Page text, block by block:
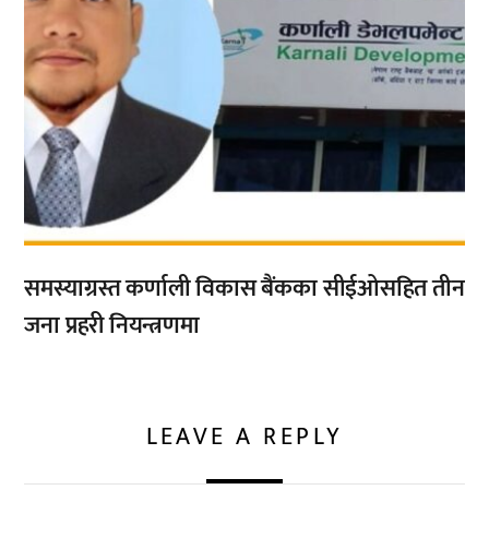
समस्याग्रस्त कर्णाली विकास बैंकका सीईओसहित तीन
जना प्रहरी नियन्त्रणमा
LEAVE A REPLY